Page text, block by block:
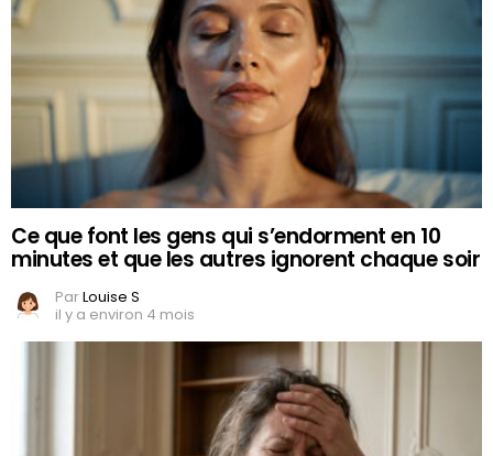
Ce que font les gens qui s’endorment en 10
minutes et que les autres ignorent chaque soir
ParLouise S
il y a environ 4 mois